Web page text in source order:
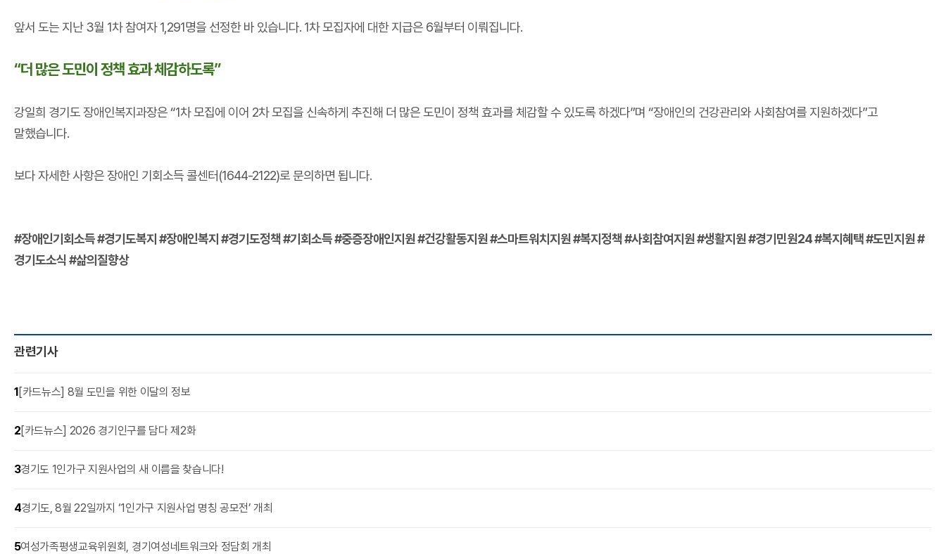
앞서 도는 지난 3월 1차 참여자 1,291명을 선정한 바 있습니다. 1차 모집자에 대한 지급은 6월부터 이뤄집니다.
“더 많은 도민이 정책 효과 체감하도록”
강일희 경기도 장애인복지과장은 “1차 모집에 이어 2차 모집을 신속하게 추진해 더 많은 도민이 정책 효과를 체감할 수 있도록 하겠다”며 “장애인의 건강관리와 사회참여를 지원하겠다”고
말했습니다.
보다 자세한 사항은 장애인 기회소득 콜센터(1644-2122)로 문의하면 됩니다.
#장애인기회소득 #경기도복지 #장애인복지 #경기도정책 #기회소득 #중증장애인지원 #건강활동지원 #스마트워치지원 #복지정책 #사회참여지원 #생활지원 #경기민원24 #복지혜택 #도민지원 #
경기도소식 #삶의질향상
관련기사
1[카드뉴스] 8월 도민을 위한 이달의 정보
2[카드뉴스] 2026 경기인구를 담다 제2화
3경기도 1인가구 지원사업의 새 이름을 찾습니다!
4경기도, 8월 22일까지 ‘1인가구 지원사업 명칭 공모전’ 개최
5여성가족평생교육위원회, 경기여성네트워크와 정담회 개최